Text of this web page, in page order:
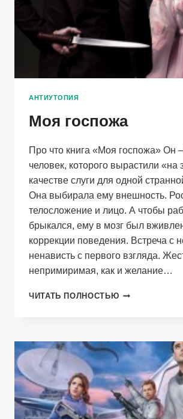
АНТИУТОПИЯ
Моя госпожа
Про что книга «Моя госпожа» Он
человек, которого вырастили «на
качестве слуги для одной
Она выбирала ему внешность.
телосложение и лицо. А чтобы
брыкался, ему в мозг был
коррекции поведения. Встреча с
ненависть с первого взгляда.
непримиримая, как и желание…
ЧИТАТЬ ПОЛНОСТЬЮ МОЯ